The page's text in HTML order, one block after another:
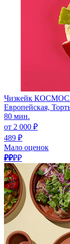
Чизкейк КОСМОС
Европейская,
80 мин.
от 2 000 ₽
489 ₽
Мало оценок
₽₽₽₽